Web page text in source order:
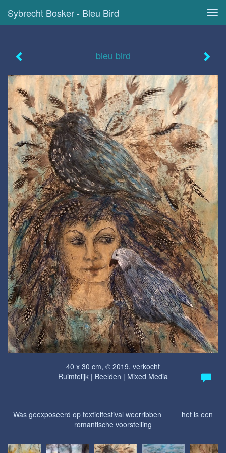
Sybrecht Bosker - Bleu Bird
bleu bird
40 x 30 cm, © 2019, verkocht
Ruimtelijk | Beelden | Mixed Media
Was geexposeerd op textielfestival weerribben het is een
romantische voorstelling